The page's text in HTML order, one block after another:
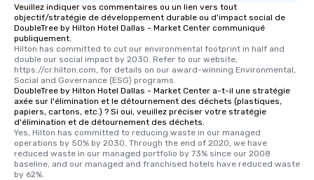
Veuillez indiquer vos commentaires ou un lien vers tout
objectif/stratégie de développement durable ou d'impact social de
DoubleTree by Hilton Hotel Dallas - Market Center communiqué
publiquement.
Hilton has committed to cut our environmental footprint in half and
double our social impact by 2030. Refer to our website,
https://cr.hilton.com, for details on our award-winning Environmental,
Social and Governance (ESG) programs.
DoubleTree by Hilton Hotel Dallas - Market Center a-t-il une stratégie
axée sur l'élimination et le détournement des déchets (plastiques,
papiers, cartons, etc.) ? Si oui, veuillez préciser votre stratégie
d'élimination et de détournement des déchets.
Yes, Hilton has committed to reducing waste in our managed
operations by 50% by 2030. Through the end of 2020, we have
reduced waste in our managed portfolio by 73% since our 2008
baseline, and our managed and franchised hotels have reduced waste
by 62%.